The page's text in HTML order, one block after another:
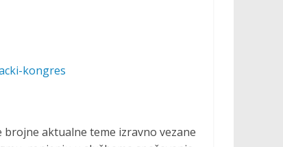
kongres
aktualne teme izravno vezane